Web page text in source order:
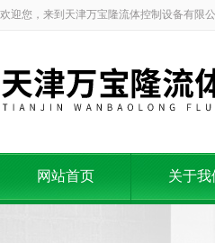
欢迎您，来到天津万宝隆流体控制设备有限公
网站首页 关于我